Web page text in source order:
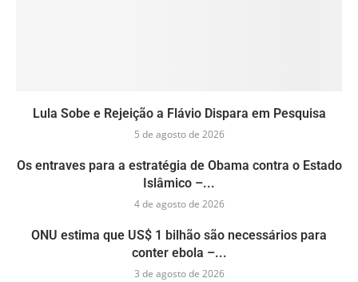
Lula Sobe e Rejeição a Flávio Dispara em Pesquisa
5 de agosto de 2026
Os entraves para a estratégia de Obama contra o Estado
Islâmico –...
4 de agosto de 2026
ONU estima que US$ 1 bilhão são necessários para
conter ebola –...
3 de agosto de 2026